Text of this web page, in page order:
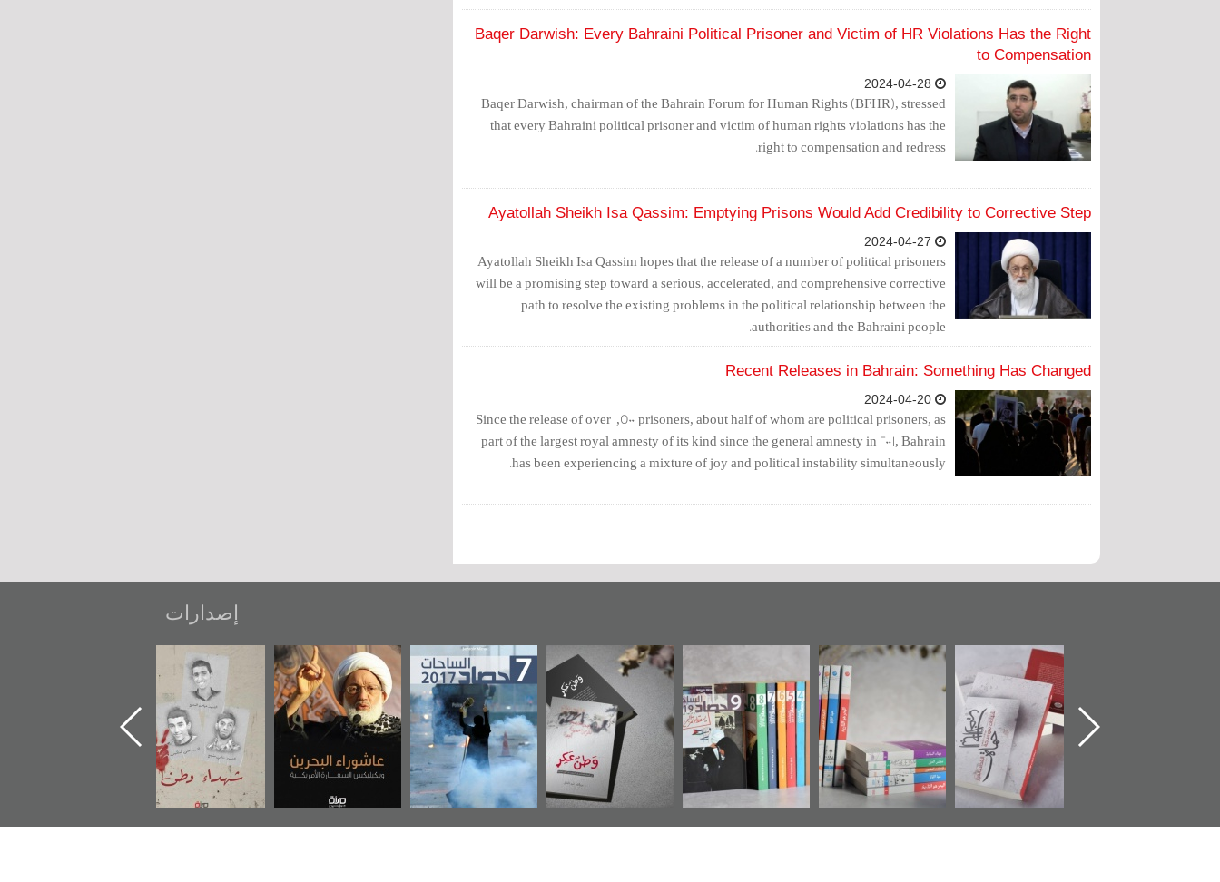
Committee Jaafar Yahya.
Baqer Darwish: Every Bahraini Political Prisoner and Victim of HR Violations Has the Right
to Compensation
Baqer Darwish, chairman of the Bahrain Forum for Human Rights (BFHR), stressed
that every Bahraini political prisoner and victim of human rights violations has the
right to compensation and redress.
Ayatollah Sheikh Isa Qassim: Emptying Prisons Would Add Credibility to Corrective Step
Ayatollah Sheikh Isa Qassim hopes that the release of a number of political prisoners
will be a promising step toward a serious, accelerated, and comprehensive corrective
path to resolve the existing problems in the political relationship between the
authorities and the Bahraini people.
Recent Releases in Bahrain: Something Has Changed
Since the release of over 1,500 prisoners, about half of whom are political prisoners, as
part of the largest royal amnesty of its kind since the general amnesty in 2001, Bahrain
has been experiencing a mixture of joy and political instability simultaneously.
إصدارات
"حماة الباب الأخير":
الإصدار الأول عن
اعتصام الدراز
وأحداث ساحة
الفداء لمركز أوال
للدراسات والتوثيق
تصنيف موضوعي
للوثائق البريطانية
يقدمه «مركز أوال»
في سلسلة من 5
كتب
تصدر حصاد
الساحات 2019
«وطن عكر» رواية
جديدة لمعتقل
عسكري تصدر عن
«مرآة البحرين»
عاشوراء البحرين...
ويكيليكس السفارة
الأمريكية
شهداء وطن